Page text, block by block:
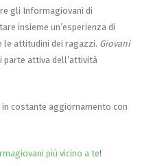
gli Informagiovani di
insieme un’esperienza di
le attitudini dei ragazzi. Giovani
parte attiva dell’attività
in costante aggiornamento con
più vicino a te!